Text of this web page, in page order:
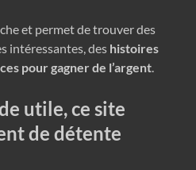
et permet de trouver des
intéressantes, des histoires
pour gagner de l’argent.
utile, ce site
de détente